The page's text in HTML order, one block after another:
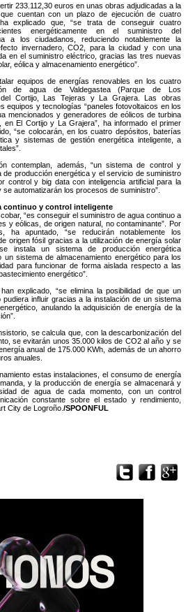
233.112,30 euros en unas obras adjudicadas a la
cuentan con un plazo de ejecución de cuatro
explicado que, “se trata de conseguir cuatro
energéticamente en el suministro del
a los ciudadanos, reduciendo notablemente la
invernadero, CO2, para la ciudad y con una
en el suministro eléctrico, gracias las tres nuevas
eólica y almacenamiento energético”.
equipos de energías renovables en los cuatro
de agua de Valdegastea (Parque de Los
del Cortijo, Las Tejeras y La Grajera. Las obras
equipos y tecnologías “paneles fotovoltaicos en los
mencionados y generadores de eólicos de turbina
en El Cortijo y La Grajera”, ha informado el primer
“se colocarán, en los cuatro depósitos, baterías
y sistemas de gestión energética inteligente, a
contemplan, además, “un sistema de control y
de producción energética y el servicio de suministro
control y big data con inteligencia artificial para la
automatizarán los procesos de suministro”.
continuo y control inteligente
“es conseguir el suministro de agua continuo a
y eólicas, de origen natural, no contaminante”. Por
ha apuntado, “se reducirán notablemente los
origen fósil gracias a la utilización de energía solar
instala un sistema de producción energética
un sistema de almacenamiento energético para los
para funcionar de forma aislada respecto a las
energético”.
explicado, “se elimina la posibilidad de que un
pudiera influir gracias a la instalación de un sistema
anulando la adquisición de energía de la
se calcula que, con la descarbonización del
se evitarán unos 35.000 kilos de CO2 al año y se
anual de 175.000 KWh, además de un ahorro
anuales.
estas instalaciones, el consumo de energía
y la producción de energía se almacenará y
de agua de cada momento, con un control
constante sobre el estado y rendimiento,
City de Logroño. /SPOONFUL